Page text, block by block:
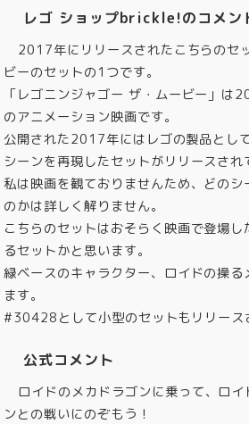
レゴ ショップbrickle!のコメン
2017年にリリースされたこちらのセ
ビーのセットの1つです。
「レゴニンジャゴー ザ・ムービー」は
のアニメーション映画です。
公開された2017年にはレゴの製品とし
シーンを再現したセットがリリースされ
私は映画を観ておりませんため、どの
のかは詳しく解りません。
こちらのセットはおそらく映画で登場
るセットかと思います。
緑ベースのキャラクター、ロイドの操
ます。
#30428として小型のセットもリリース
公式コメント
ロイドのメカドラゴンに乗って、ロ
ンとの戦いにのぞもう！